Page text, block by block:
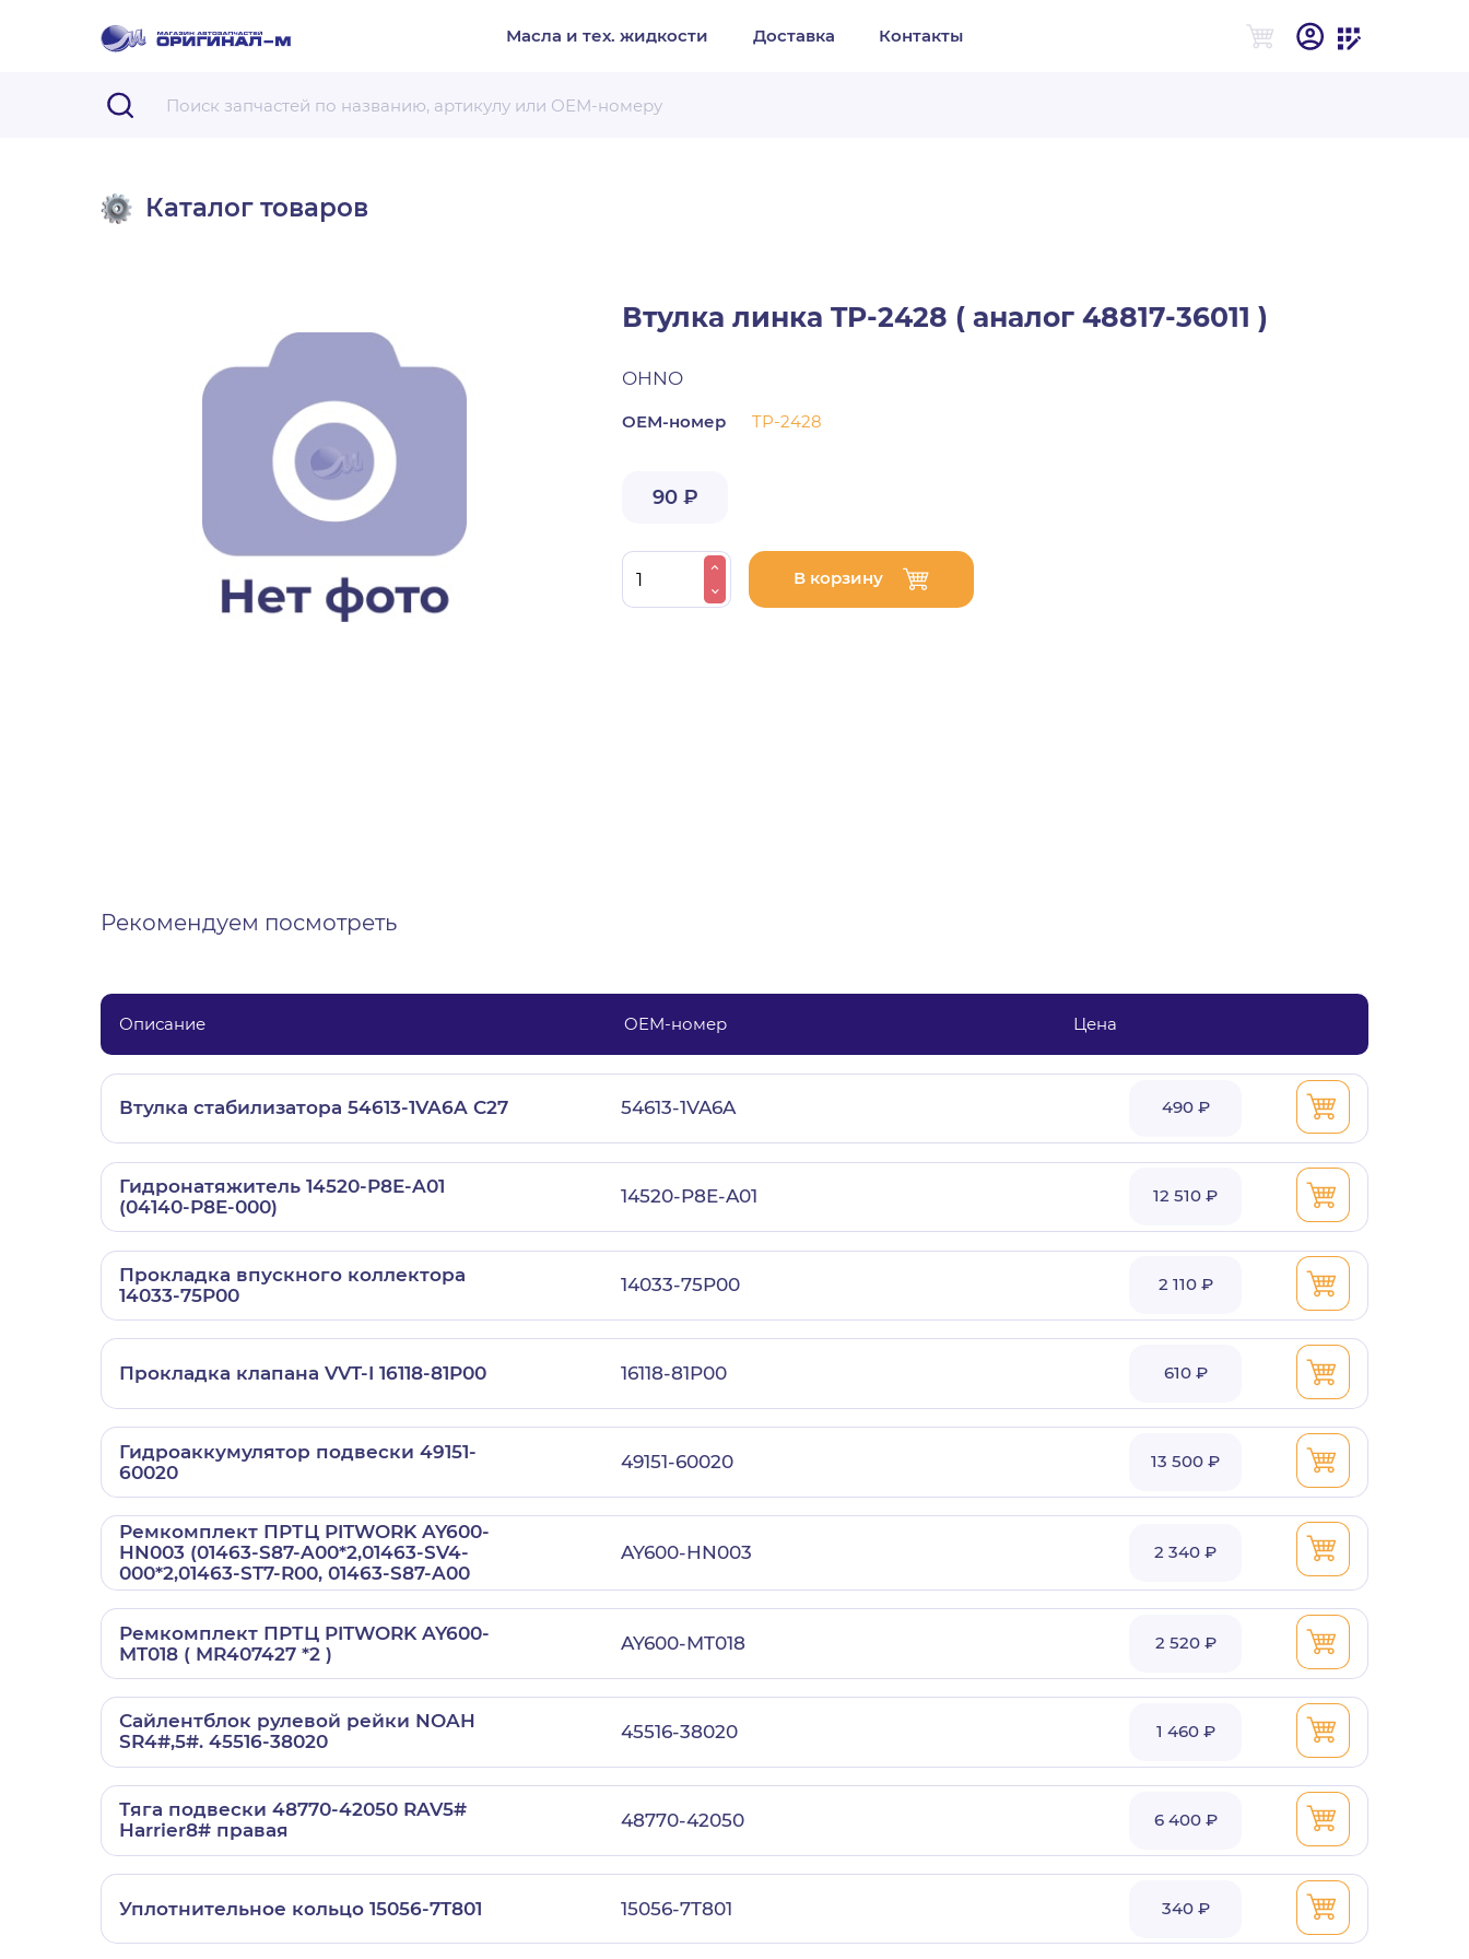
Масла и тех. жидкости Доставка Контакты
Каталог товаров
Втулка линка TP-2428 ( аналог 48817-36011 )
OHNO
ОЕМ-номер TP-2428
90 ₽
В корзину
Рекомендуем посмотреть
Описание OEM-номер Цена
Втулка стабилизатора 54613-1VA6A C27 54613-1VA6A 490 ₽
Гидронатяжитель 14520-P8E-A01
(04140-P8E-000)
14520-P8E-A01 12 510 ₽
Прокладка впускного коллектора
14033-75P00
14033-75P00 2 110 ₽
Прокладка клапана VVT-I 16118-81P00 16118-81P00 610 ₽
Гидроаккумулятор подвески 49151-
60020
49151-60020 13 500 ₽
Ремкомплект ПРТЦ PITWORK AY600-
HN003 (01463-S87-A00*2,01463-SV4-
000*2,01463-ST7-R00, 01463-S87-A00
AY600-HN003 2 340 ₽
Ремкомплект ПРТЦ PITWORK AY600-
MT018 ( MR407427 *2 )
AY600-MT018 2 520 ₽
Сайлентблок рулевой рейки NOAH
SR4#,5#. 45516-38020
45516-38020 1 460 ₽
Тяга подвески 48770-42050 RAV5#
Harrier8# правая
48770-42050 6 400 ₽
Уплотнительное кольцо 15056-7T801 15056-7T801 340 ₽